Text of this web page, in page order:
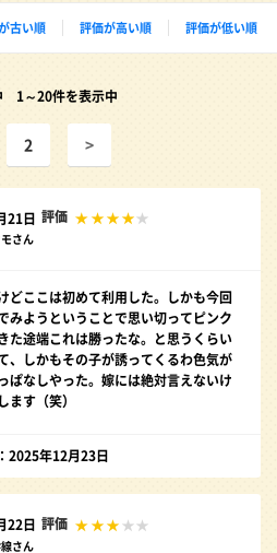
古い順 評価が高い順 評価が低い順
1～20件を表示中
2 >
21日 評価
さん
どここは初めて利用した。しかも今回
みようということで思い切ってピンク
た途端これは勝ったな。と思うくらい
、しかもその子が誘ってくるわ色気が
ぱなしやった。嫁には絶対言えないけ
す（笑）
2025年12月23日
22日 評価
さん